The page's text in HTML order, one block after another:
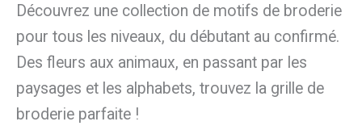
Découvrez une collection de motifs de broderie
pour tous les niveaux, du débutant au confirmé.
Des fleurs aux animaux, en passant par les
paysages et les alphabets, trouvez la grille de
broderie parfaite !